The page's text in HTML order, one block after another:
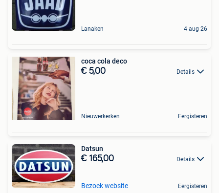
Lanaken 4 aug 26
coca cola deco
€ 5,00 Details
Nieuwerkerken Eergisteren
Datsun
€ 165,00 Details
Bezoek website Eergisteren